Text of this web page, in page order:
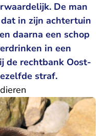
De man
in zijn achtertuin
daarna een schop
in een
de rechtbank Oost-
straf.